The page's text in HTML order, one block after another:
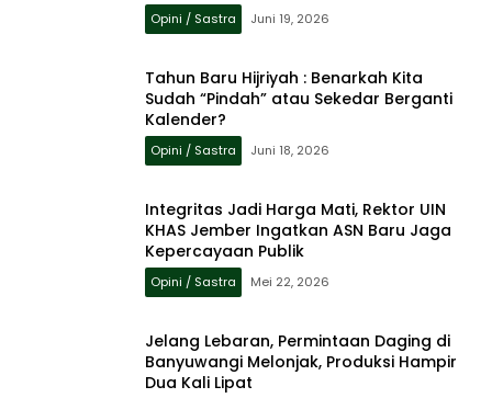
Opini / Sastra Juni 19, 2026
Tahun Baru Hijriyah : Benarkah Kita
Sudah “Pindah” atau Sekedar Berganti
Kalender?
Opini / Sastra Juni 18, 2026
Integritas Jadi Harga Mati, Rektor UIN
KHAS Jember Ingatkan ASN Baru Jaga
Kepercayaan Publik
Opini / Sastra Mei 22, 2026
Jelang Lebaran, Permintaan Daging di
Banyuwangi Melonjak, Produksi Hampir
Dua Kali Lipat